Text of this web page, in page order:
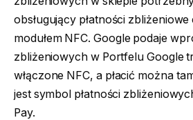
obsługujący płatności
modułem NFC. Google podaje
zbliżeniowych w Portfelu Google
włączone NFC, a płacić można
jest symbol płatności
Pay.